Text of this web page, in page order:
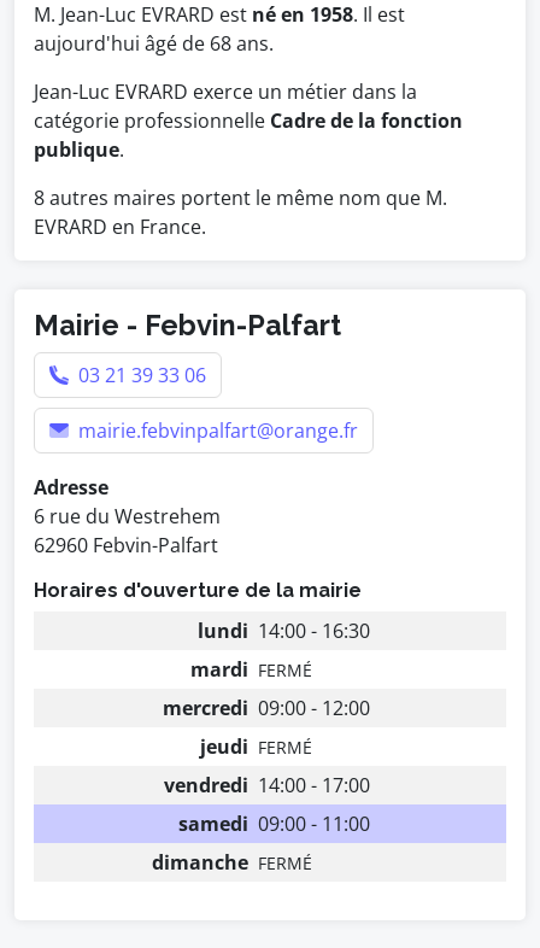
M. Jean-Luc EVRARD est né en 1958. Il est
aujourd'hui âgé de 68 ans.
Jean-Luc EVRARD exerce un métier dans la
catégorie professionnelle Cadre de la fonction
publique.
8 autres maires portent le même nom que M.
EVRARD en France.
Mairie - Febvin-Palfart
03 21 39 33 06
mairie.febvinpalfart@orange.fr
Adresse
6 rue du Westrehem
62960 Febvin-Palfart
Horaires d'ouverture de la mairie
lundi 14:00 - 16:30
mardi FERMÉ
mercredi 09:00 - 12:00
jeudi FERMÉ
vendredi 14:00 - 17:00
samedi 09:00 - 11:00
dimanche FERMÉ